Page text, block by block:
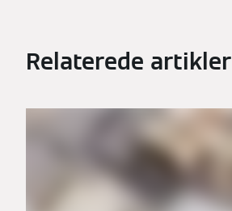
Relaterede artikler